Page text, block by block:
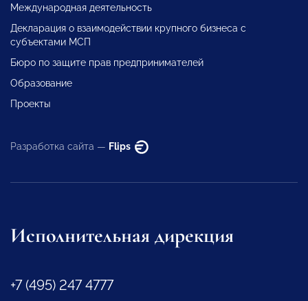
Международная деятельность
Декларация о взаимодействии крупного бизнеса с
субъектами МСП
Бюро по защите прав предпринимателей
Образование
Проекты
Разработка сайта — Flips
Исполнительная дирекция
+7 (495) 247 4777